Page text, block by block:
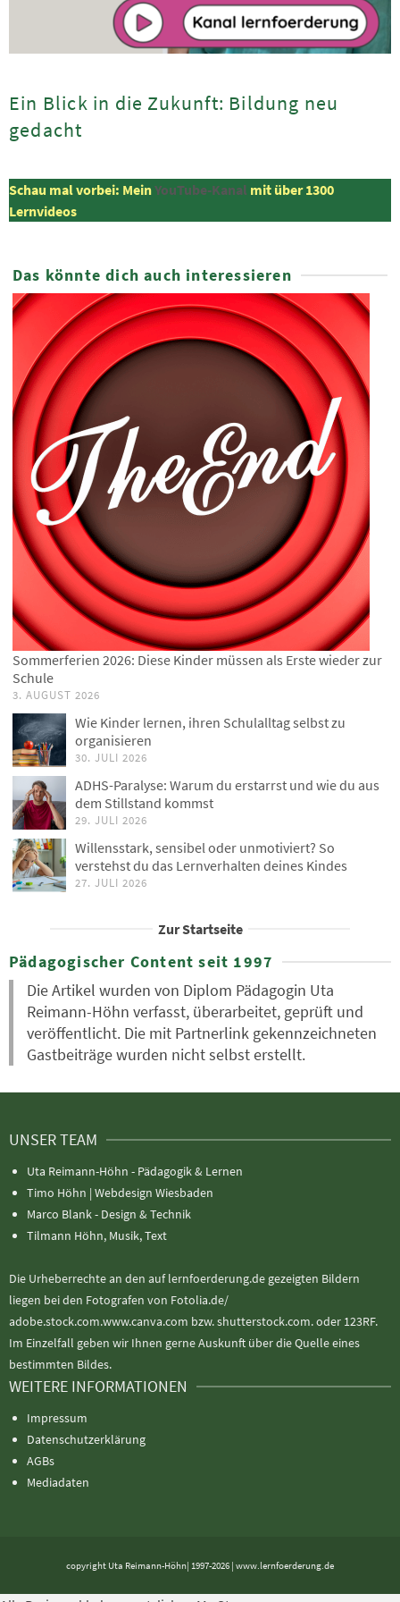
Ein Blick in die Zukunft: Bildung neu
gedacht
Schau mal vorbei: MeinYouTube-Kanal mit über 1300
Lernvideos
Das könnte dich auch interessieren
Sommerferien 2026: Diese Kinder müssen als Erste wieder zur
Schule
3. AUGUST 2026
Wie Kinder lernen, ihren Schulalltag selbst zu
organisieren
30. JULI 2026
ADHS-Paralyse: Warum du erstarrst und wie du aus
dem Stillstand kommst
29. JULI 2026
Willensstark, sensibel oder unmotiviert? So
verstehst du das Lernverhalten deines Kindes
27. JULI 2026
Zur Startseite
Pädagogischer Content seit 1997
Die Artikel wurden von Diplom Pädagogin Uta
Reimann-Höhn verfasst, überarbeitet, geprüft und
veröffentlicht. Die mit Partnerlink gekennzeichneten
Gastbeiträge wurden nicht selbst erstellt.
UNSER TEAM
Uta Reimann-Höhn - Pädagogik & Lernen
Timo Höhn | Webdesign Wiesbaden
Marco Blank - Design & Technik
Tilmann Höhn, Musik, Text
Die Urheberrechte an den auf lernfoerderung.de gezeigten Bildern
liegen bei den Fotografen von Fotolia.de/
adobe.stock.com.www.canva.com bzw. shutterstock.com. oder 123RF.
Im Einzelfall geben wir Ihnen gerne Auskunft über die Quelle eines
bestimmten Bildes.
WEITERE INFORMATIONEN
Impressum
Datenschutzerklärung
AGBs
Mediadaten
copyright Uta Reimann-Höhn| 1997-2026 | www.lernfoerderung.de